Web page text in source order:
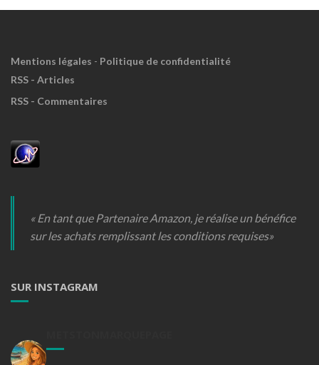
Mentions légales - Politique de confidentialité
RSS - Articles
RSS - Commentaires
« En tant que Partenaire Amazon, je réalise un bénéfice
sur les achats remplissant les conditions requises»
SUR INSTAGRAM